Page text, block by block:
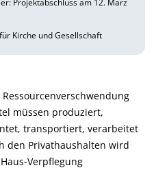
Kirche und Gesellschaft
müssen produziert,
transportiert, verarbeitet
den Privathaushalten wird
Verpflegung